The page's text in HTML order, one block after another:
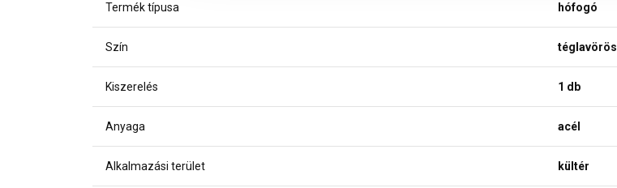
Termék típusa hófogó
Szín téglavörös
Kiszerelés 1 db
Anyaga acél
Alkalmazási terület kültér